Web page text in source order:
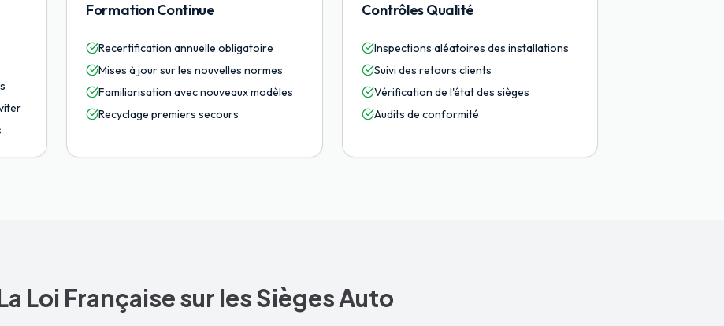
Formation Continue
Recertification annuelle obligatoire
Mises à jour sur les nouvelles normes
Familiarisation avec nouveaux modèles
Recyclage premiers secours
Contrôles Qualité
Inspections aléatoires des installations
Suivi des retours clients
Vérification de l'état des sièges
Audits de conformité
Loi Française sur les Sièges Auto